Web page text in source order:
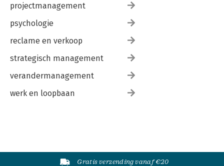
projectmanagement
psychologie
reclame en verkoop
strategisch management
verandermanagement
werk en loopbaan
Gratis verzending vanaf €20